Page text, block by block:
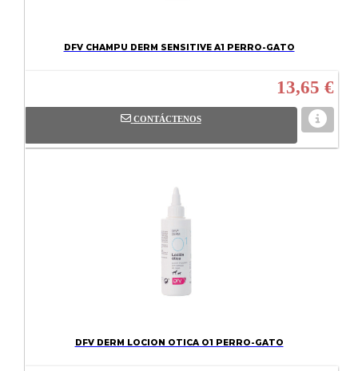
DFV CHAMPU DERM SENSITIVE A1 PERRO-GATO
13,65 €
CONTÁCTENOS
DFV DERM LOCION OTICA O1 PERRO-GATO